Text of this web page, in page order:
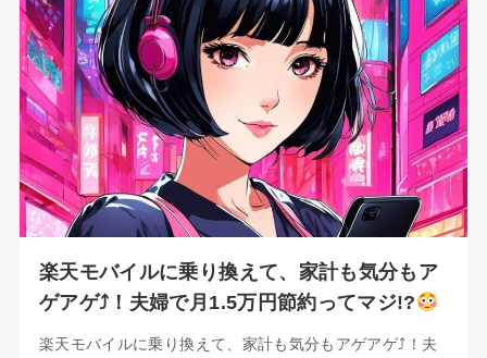
楽天モバイルに乗り換えて、家計も気分もア
ゲアゲ⤴！夫婦で月1.5万円節約ってマジ!?
楽天モバイルに乗り換えて、家計も気分もアゲアゲ⤴！夫